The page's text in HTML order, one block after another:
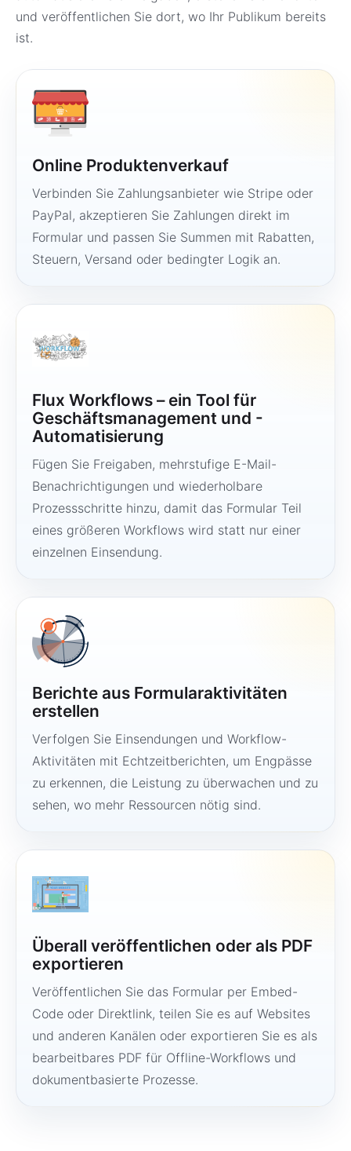
und veröffentlichen Sie dort, wo Ihr Publikum bereits
ist.
Online Produktenverkauf
Verbinden Sie Zahlungsanbieter wie Stripe oder
PayPal, akzeptieren Sie Zahlungen direkt im
Formular und passen Sie Summen mit Rabatten,
Steuern, Versand oder bedingter Logik an.
Flux Workflows – ein Tool für
Geschäftsmanagement und -
Automatisierung
Fügen Sie Freigaben, mehrstufige E-Mail-
Benachrichtigungen und wiederholbare
Prozessschritte hinzu, damit das Formular Teil
eines größeren Workflows wird statt nur einer
einzelnen Einsendung.
Berichte aus Formularaktivitäten
erstellen
Verfolgen Sie Einsendungen und Workflow-
Aktivitäten mit Echtzeitberichten, um Engpässe
zu erkennen, die Leistung zu überwachen und zu
sehen, wo mehr Ressourcen nötig sind.
Überall veröffentlichen oder als PDF
exportieren
Veröffentlichen Sie das Formular per Embed-
Code oder Direktlink, teilen Sie es auf Websites
und anderen Kanälen oder exportieren Sie es als
bearbeitbares PDF für Offline-Workflows und
dokumentbasierte Prozesse.